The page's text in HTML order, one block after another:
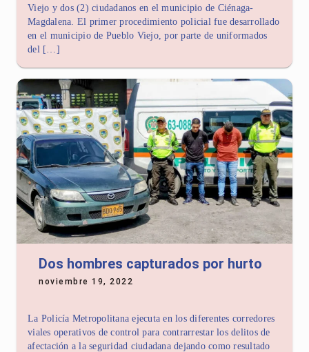
Viejo y dos (2) ciudadanos en el municipio de Ciénaga-
Magdalena. El primer procedimiento policial fue desarrollado
en el municipio de Pueblo Viejo, por parte de uniformados
del […]
Dos hombres capturados por hurto
noviembre 19, 2022
La Policía Metropolitana ejecuta en los diferentes corredores
viales operativos de control para contrarrestar los delitos de
afectación a la seguridad ciudadana dejando como resultado